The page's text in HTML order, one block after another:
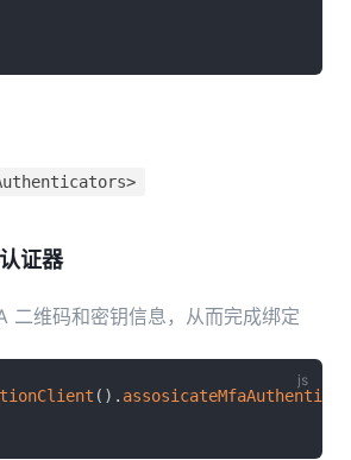
证器
二维码和密钥信息，从而完成绑定
( ) .